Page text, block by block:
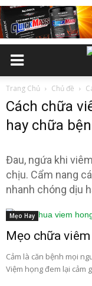
Trang Chủ Chủ đề
Cách chữa
hay chữa
Đau, ngứa khi
chịu. Cẩm nang
nhanh chóng dịu
Mẹo Hay
Mẹo chữa
Cảm là căn bệnh mọi
Việm họng đem lại cảm